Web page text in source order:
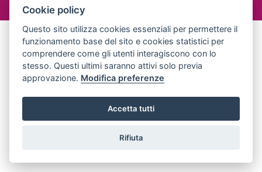
Cookie policy
Questo sito utilizza cookies essenziali per permettere il
funzionamento base del sito e cookies statistici per
comprendere come gli utenti interagiscono con lo
stesso. Questi ultimi saranno attivi solo previa
approvazione. Modifica preferenze
Accetta tutti
Rifiuta